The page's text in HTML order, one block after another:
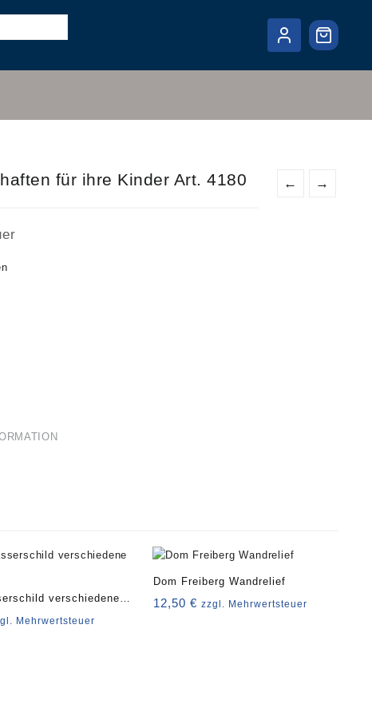
← →
für ihre Kinder Art. 4180
verschiedene
Mehrwertsteuer
Dom Freiberg Wandrelief
12,50€ zzgl. Mehrwertsteuer